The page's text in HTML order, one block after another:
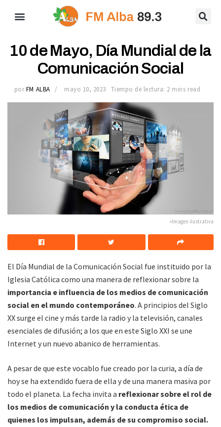
10 de Mayo, Día Mundial de la
Comunicación Social
por FM ALBA mayo 10, 2023 Tiempo de lectura: 2 mins read
»Imagen ilustrativa
El Día Mundial de la Comunicación Social fue instituido por la
Iglesia Católica como una manera de reflexionar sobre la
importancia e influencia de los medios de comunicación
social en el mundo contemporáneo. A principios del Siglo
XX surge el cine y más tarde la radio y la televisión, canales
esenciales de difusión; a los que en este Siglo XXI se une
Internet y un nuevo abanico de herramientas.
A pesar de que este vocablo fue creado por la curia, a día de
hoy se ha extendido fuera de ella y de una manera masiva por
todo el planeta. La fecha invita a reflexionar sobre el rol de
los medios de comunicación y la conducta ética de
quienes los impulsan, además de su compromiso social.